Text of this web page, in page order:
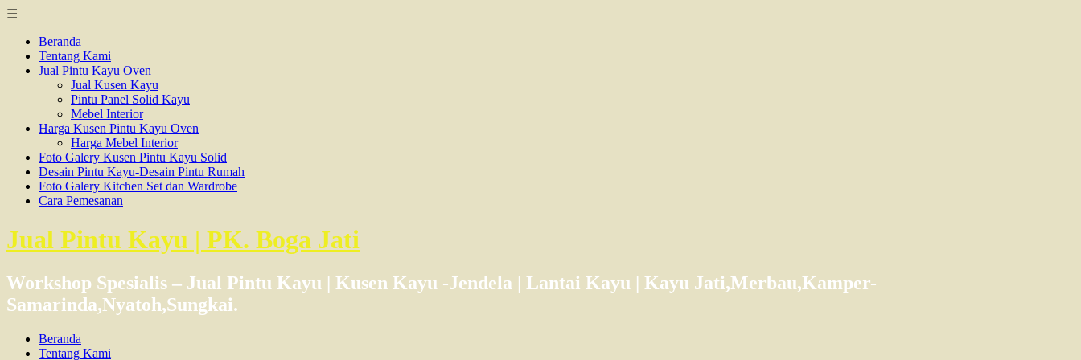
☰
Beranda
Tentang Kami
Jual Pintu Kayu Oven
Jual Kusen Kayu
Pintu Panel Solid Kayu
Mebel Interior
Harga Kusen Pintu Kayu Oven
Harga Mebel Interior
Foto Galery Kusen Pintu Kayu Solid
Desain Pintu Kayu-Desain Pintu Rumah
Foto Galery Kitchen Set dan Wardrobe
Cara Pemesanan
Jual Pintu Kayu | PK. Boga Jati
Workshop Spesialis – Jual Pintu Kayu | Kusen Kayu -Jendela | Lantai Kayu | Kayu Jati,Merbau,Kamper-
Samarinda,Nyatoh,Sungkai.
Beranda
Tentang Kami